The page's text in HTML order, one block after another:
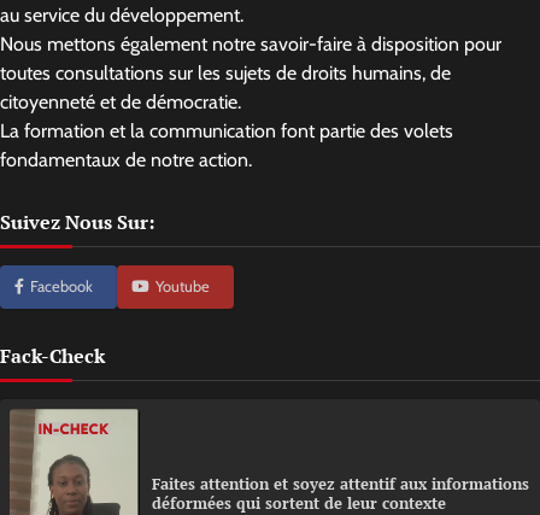
au service du développement.
Nous mettons également notre savoir-faire à disposition pour
toutes consultations sur les sujets de droits humains, de
citoyenneté et de démocratie.
La formation et la communication font partie des volets
fondamentaux de notre action.
Suivez Nous Sur:
Facebook Youtube
Fack-Check
Faites attention et soyez attentif aux informations
déformées qui sortent de leur contexte